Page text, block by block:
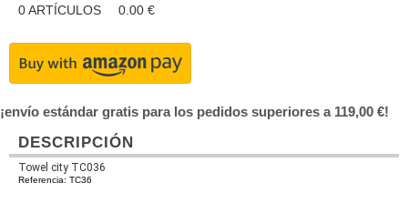
0ARTÍCULOS 0.00 €
¡envío estándar gratis para los pedidos superiores a 119,00 €!
DESCRIPCIÓN
Towel city TC036
Referencia: TC36